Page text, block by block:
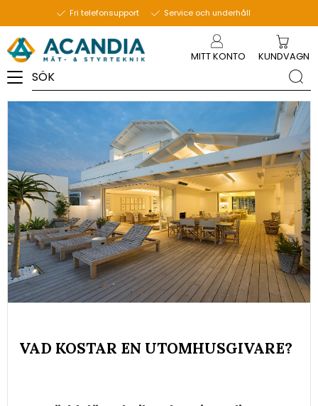
Fri telefonsupport Service och underhåll
MITT KONTO KUNDVAGN
VAD KOSTAR EN UTOMHUSGIVARE?